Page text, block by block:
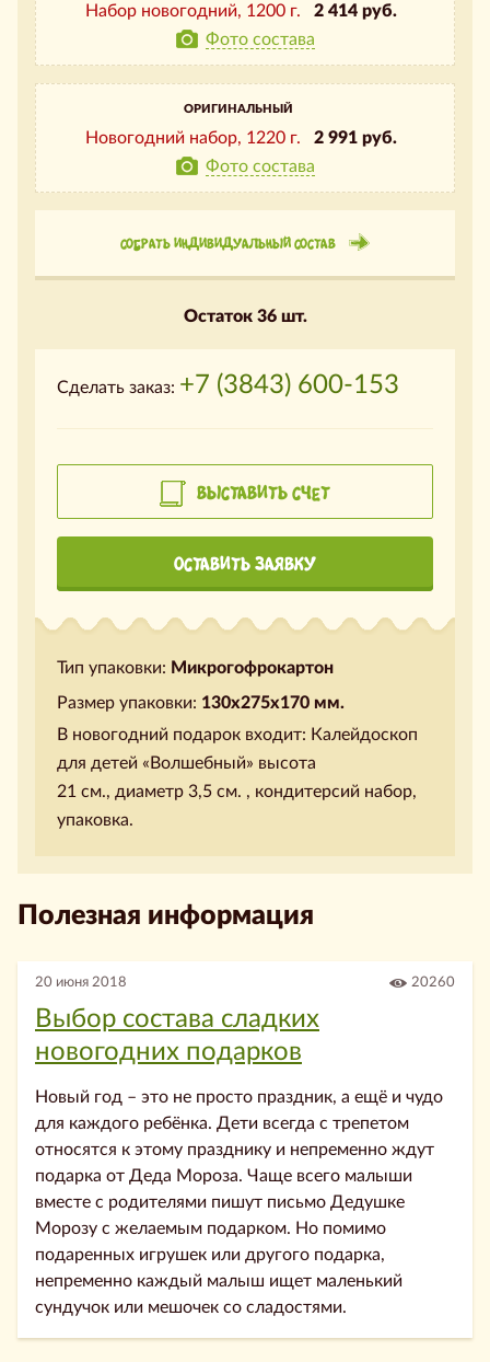
Набор новогодний, 1200 г.
2 414 руб.
Фото состава
ОРИГИНАЛЬНЫЙ
Новогодний набор, 1220 г.
2 991 руб.
Фото состава
СОБРАТЬ ИНДИВИДУАЛЬНЫЙ СОСТАВ
Остаток 36 шт.
Сделать заказ: +7 (3843) 600-153
ВЫСТАВИТЬ СЧЕТ
ОСТАВИТЬ ЗАЯВКУ
Тип упаковки: Микрогофрокартон
Размер упаковки: 130х275х170 мм.
В новогодний подарок входит: Калейдоскоп
для детей «Волшебный» высота
21 см., диаметр 3,5 см. , кондитерсий набор,
упаковка.
Полезная информация
20 июня 2018 20260
Выбор состава сладких
новогодних подарков
Новый год – это не просто праздник, а ещё и чудо
для каждого ребёнка. Дети всегда с трепетом
относятся к этому празднику и непременно ждут
подарка от Деда Мороза. Чаще всего малыши
вместе с родителями пишут письмо Дедушке
Морозу с желаемым подарком. Но помимо
подаренных игрушек или другого подарка,
непременно каждый малыш ищет маленький
сундучок или мешочек со сладостями.